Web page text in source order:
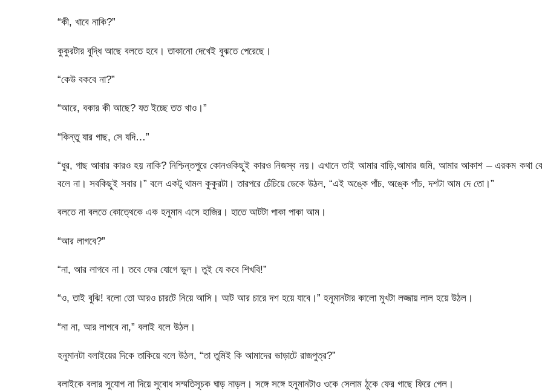
“কী, খাবে নাকি?”
কুকুরটার বুদ্ধি আছে বলতে হবে। তাকানো দেখেই বুঝতে পেরেছে।
“কেউ বকবে না?”
“আরে, বকার কী আছে? যত ইচ্ছে তত খাও।”
“কিন্তু যার গাছ, সে যদি…”
“ধুর, গাছ আবার কারও হয় নাকি? নিশ্চিন্তপুরে কোনওকিছুই কারও নিজস্ব নয়। এখানে তাই আমার বাড়ি,আমার জমি, আমার আকাশ – এরকম কথা
বলে না। সবকিছুই সবার।” বলে একটু থামল কুকুরটা। তারপরে চেঁচিয়ে ডেকে উঠল, “এই অঙ্কে পাঁচ, অঙ্কে পাঁচ, দশটা আম দে তো।”
বলতে না বলতে কোত্থেকে এক হনুমান এসে হাজির। হাতে আটটা পাকা পাকা আম।
“আর লাগবে?”
“না, আর লাগবে না। তবে ফের যোগে ভুল। তুই যে কবে শিখবি!”
“ও, তাই বুঝি! বলো তো আরও চারটে নিয়ে আসি। আট আর চারে দশ হয়ে যাবে।” হনুমানটার কালো মুখটা লজ্জায় লাল হয়ে উঠল।
“না না, আর লাগবে না,” বলাই বলে উঠল।
হনুমানটা বলাইয়ের দিকে তাকিয়ে বলে উঠল, “তা তুমিই কি আমাদের ভাড়াটে রাজপুত্র?”
বলাইকে বলার সুযোগ না দিয়ে সুবোধ সম্মতিসূচক ঘাড় নাড়ল। সঙ্গে সঙ্গে হনুমানটাও ওকে সেলাম ঠুকে ফের গাছে ফিরে গেল।